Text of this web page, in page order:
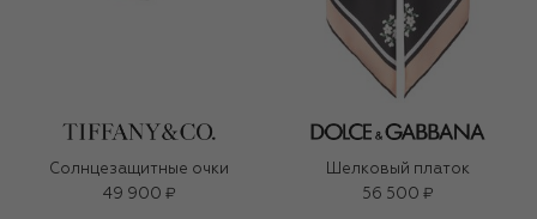
Солнцезащитные очки
49 900 ₽
Шелковый платок
56 500 ₽